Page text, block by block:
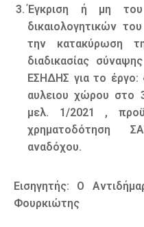
Έγκριση ή μη
δικαιολογητικών
την κατακύρωση
διαδικασίας
ΕΣΗΔΗΣ για το έργο:
αυλειου χώρου στο
μελ. 1/2021 ,
χρηματοδότηση
αναδόχου.
Εισηγητής: Ο
Φουρκιώτης